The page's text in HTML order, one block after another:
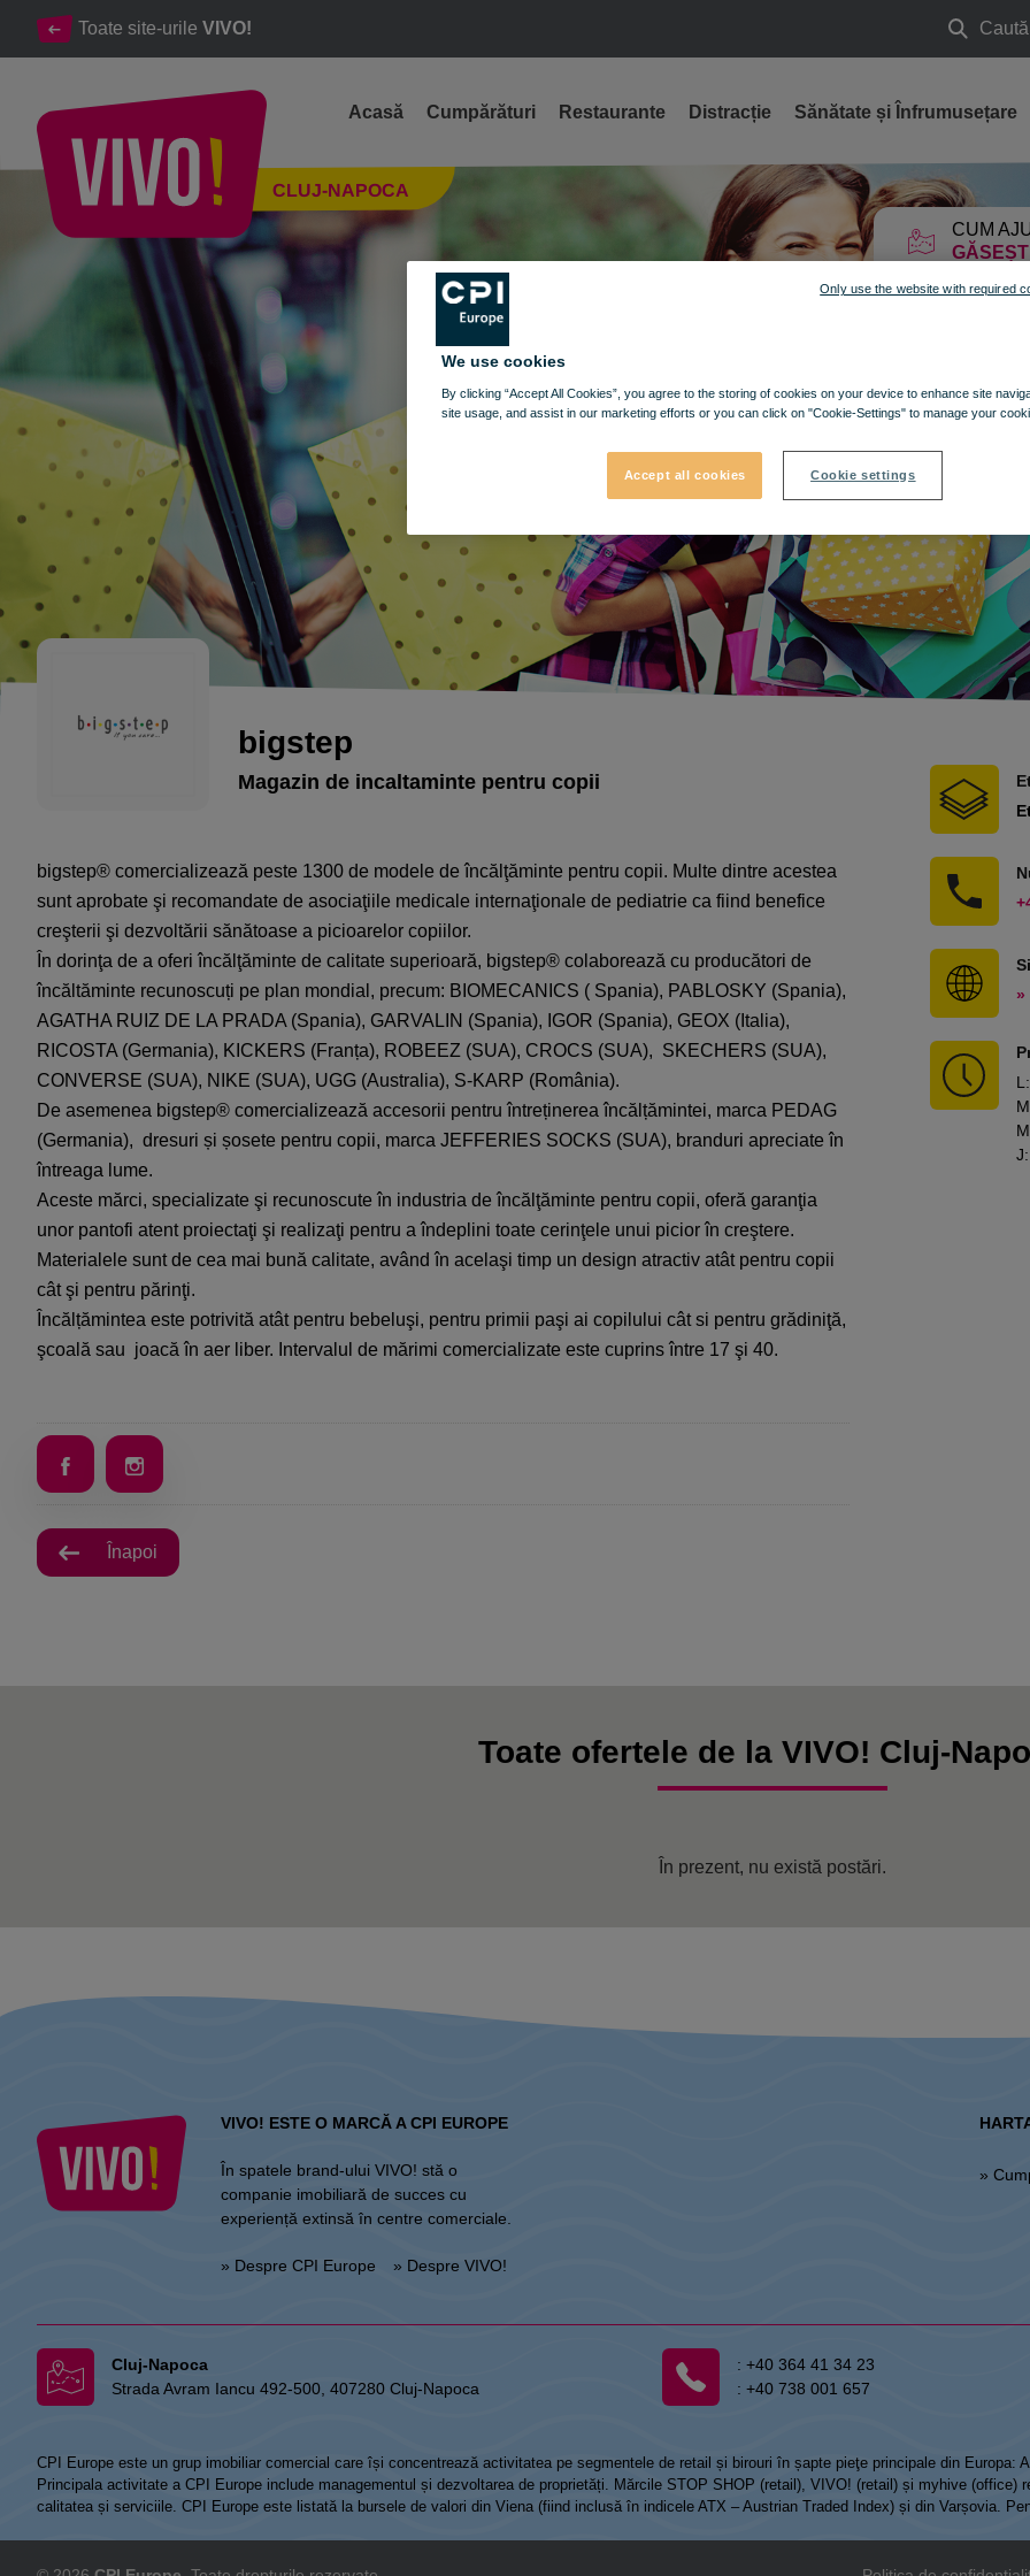
Toate site-urile VIVO! Caută
Caută
CUM
Cluj-Napoca
CLUJ-NAPOCA
Acasă Cumpărături Restaurante Distracție Sănătate și Înfrumusețare
Articole de incaltaminte pentru copii
bigstep
Magazin de incaltaminte pentru copii
bigstep® comercializează peste 1300 de modele de încălţăminte pentru copii. Multe dintre acestea
sunt aprobate şi recomandate de asociaţiile medicale internaţionale de pediatrie ca fiind benefice
creşterii şi dezvoltării sănătoase a picioarelor copiilor.
În dorinţa de a oferi încălţăminte de calitate superioară, bigstep® colaborează cu producători de
încăltăminte recunoscuți pe plan mondial, precum: BIOMECANICS ( Spania), PABLOSKY (Spania),
AGATHA RUIZ DE LA PRADA (Spania), GARVALIN (Spania), IGOR (Spania), GEOX (Italia),
RICOSTA (Germania), KICKERS (Franța), ROBEEZ (SUA), CROCS (SUA), SKECHERS (SUA),
CONVERSE (SUA), NIKE (SUA), UGG (Australia), S-KARP (România).
De asemenea bigstep® comercializează accesorii pentru întreținerea încălțămintei, marca PEDAG
(Germania), dresuri și șosete pentru copii, marca JEFFERIES SOCKS (SUA), branduri apreciate în
întreaga lume.
Aceste mărci, specializate şi recunoscute în industria de încălţăminte pentru copii, oferă garanţia
unor pantofi atent proiectaţi şi realizaţi pentru a îndeplini toate cerinţele unui picior în creştere.
Materialele sunt de cea mai bună calitate, având în acelaşi timp un design atractiv atât pentru copii
cât şi pentru părinţi.
Încălțămintea este potrivită atât pentru bebeluşi, pentru primii paşi ai copilului cât si pentru grădiniţă,
şcoală sau joacă în aer liber. Intervalul de mărimi comercializate este cuprins între 17 şi 40.
Înapoi
»
L :
M
M
J:
Toate ofertele de la VIVO! Cluj-
În prezent, nu există postări.
VIVO! ESTE O MARCĂ A CPI EUROPE
În spatele brand-ului VIVO! stă o
companie imobiliară de succes cu
experiență extinsă în centre comerciale.
» Despre CPI Europe » Despre VIVO!
»
Cluj-Napoca
Strada Avram Iancu 492-500, 407280 Cluj-Napoca
: +40 364 41 34 23
: +40 738 001 657
CPI Europe este un grup imobiliar comercial care își concentrează activitatea pe segmentele de retail și birouri în șapte pieţe principale din Europa:
Principala activitate a CPI Europe include managementul și dezvoltarea de proprietăți. Mărcile STOP SHOP (retail), VIVO! (retail) și myhive
calitatea și serviciile. CPI Europe este listată la bursele de valori din Viena (fiind inclusă în indicele ATX – Austrian Traded Index) și din Varșovia.
We use cookies
By clicking “Accept All Cookies”, you agree to the storing of cookies on your device to enhance site
site usage, and assist in our marketing efforts or you can click on "Cookie-Settings" to manage your
Accept all cookies Cookie settings
Only use the website with required